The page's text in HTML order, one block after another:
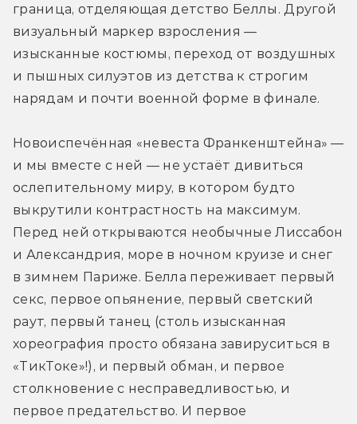
граница, отделяющая детство Беллы. Другой
визуальный маркер взросления —
изысканные костюмы, переход от воздушных
и пышных силуэтов из детства к строгим
нарядам и почти военной форме в финале.
Новоиспечённая «невеста Франкенштейна» —
и мы вместе с ней — не устаёт дивиться
ослепительному миру, в котором будто
выкрутили контрастность на максимум.
Перед ней открываются необычные Лиссабон
и Александрия, море в ночном круизе и снег
в зимнем Париже. Белла переживает первый
секс, первое опьянение, первый светский
раут, первый танец (столь изысканная
хореография просто обязана завируситься в
«ТикТоке»!), и первый обман, и первое
столкновение с несправедливостью, и
первое предательство. И первое